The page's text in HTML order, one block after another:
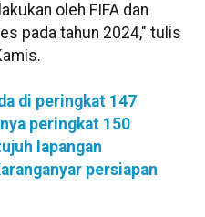
oleh FIFA dan
pada tahun 2024," tulis
di peringkat 147
peringkat 150
lapangan
persiapan